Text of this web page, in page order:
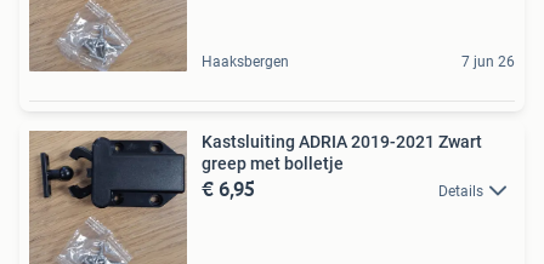
Haaksbergen 7 jun 26
Kastsluiting ADRIA 2019-2021 Zwart
greep met bolletje
€ 6,95 Details